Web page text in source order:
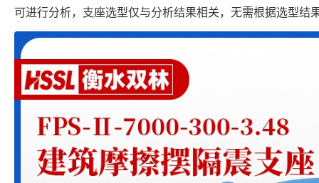
可进行分析，支座选型仅与分析结果相关，无需根据选型结